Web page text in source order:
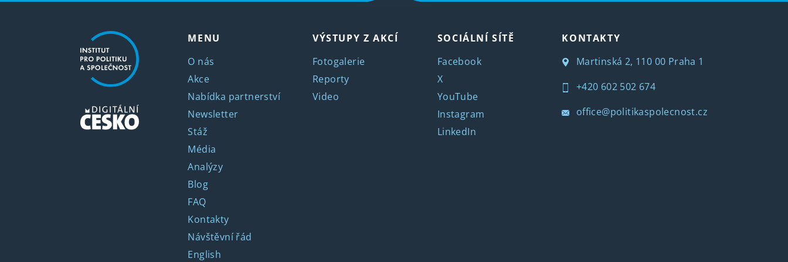
MENU
O nás
Akce
Nabídka partnerství
Newsletter
Stáž
Média
Analýzy
Blog
FAQ
Kontakty
Návštěvní řád
English
VÝSTUPY Z AKCÍ
Fotogalerie
Reporty
Video
SOCIÁLNÍ SÍTĚ
Facebook
X
YouTube
Instagram
LinkedIn
KONTAKTY
Martinská 2, 110 00 Praha 1
+420 602 502 674
office@politikaspolecnost.cz